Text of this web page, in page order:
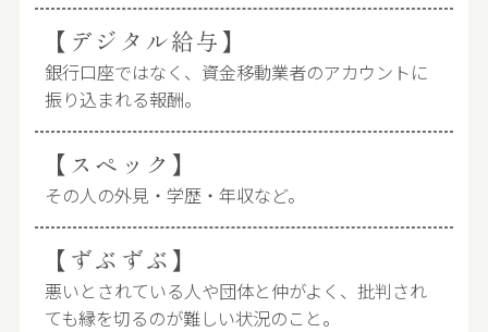
【デジタル給与】
銀行口座ではなく、資金移動業者のアカウントに
振り込まれる報酬。
【スペック】
その人の外見・学歴・年収など。
【ずぶずぶ】
悪いとされている人や団体と仲がよく、批判され
ても縁を切るのが難しい状況のこと。